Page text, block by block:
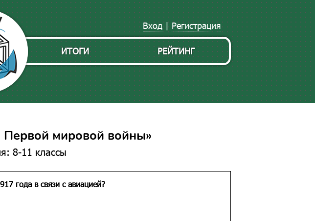
Регистрация
|
Вход
РЕЙТИНГ
ИТОГИ
Первой мировой войны»
8-11 классы
года в связи с авиацией?